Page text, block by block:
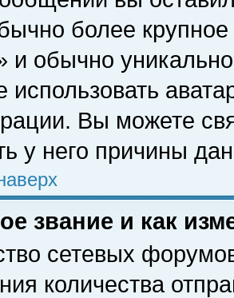
более
и обычно
использовать
Вы можете
у него причины
звание и как
сетевых
количества